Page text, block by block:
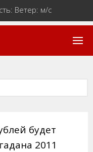
Ветер: м/с
будет
2011